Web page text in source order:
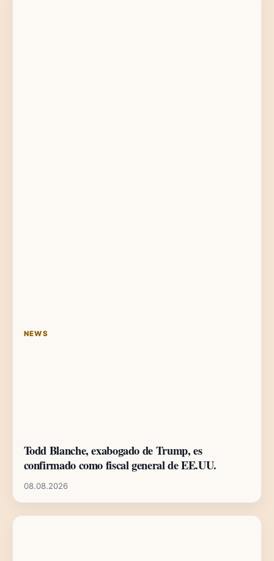
NEWS
Todd Blanche, exabogado de Trump, es
confirmado como fiscal general de EE.UU.
08.08.2026